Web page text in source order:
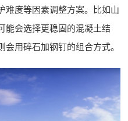
难度等因素调整方案。比如山
能会选择更稳固的混凝土结
用碎石加钢钉的组合方式。